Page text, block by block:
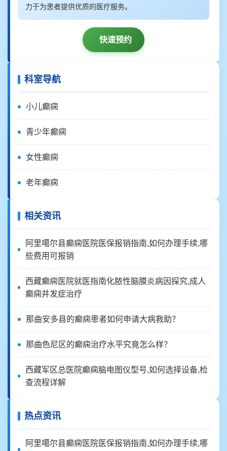
力于为患者提供优质的医疗服务。
快速预约
科室导航
小儿癫痫
青少年癫痫
女性癫痫
老年癫痫
相关资讯
阿里噶尔县癫痫医院医保报销指南,如何办理手续,哪
些费用可报销
西藏癫痫医院就医指南化脓性脑膜炎病因探究,成人
癫痫并发症治疗
那曲安多县的癫痫患者如何申请大病救助？
那曲色尼区的癫痫治疗水平究竟怎么样？
西藏军区总医院癫痫脑电图仪型号,如何选择设备,检
查流程详解
热点资讯
阿里噶尔县癫痫医院医保报销指南,如何办理手续,哪